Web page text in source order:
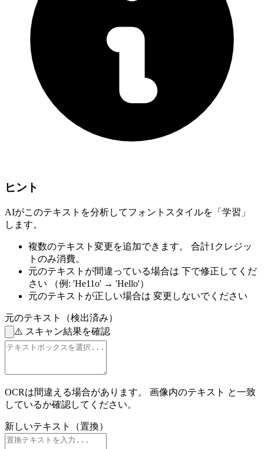
ヒント
AIがこのテキストを分析してフォントスタイルを「学習」
します。
複数のテキスト変更を追加できます。
合計1クレジッ
トのみ消費。
元のテキストが間違っている場合は 下で修正してくだ
さい
（例: 'He11o' → 'Hello'）
元のテキストが正しい場合は 変更しないでください
元のテキスト（検出済み）
⚠️ スキャン結果を確認
OCRは間違える場合があります。 画像内のテキスト と一致
しているか確認してください。
新しいテキスト（置換）